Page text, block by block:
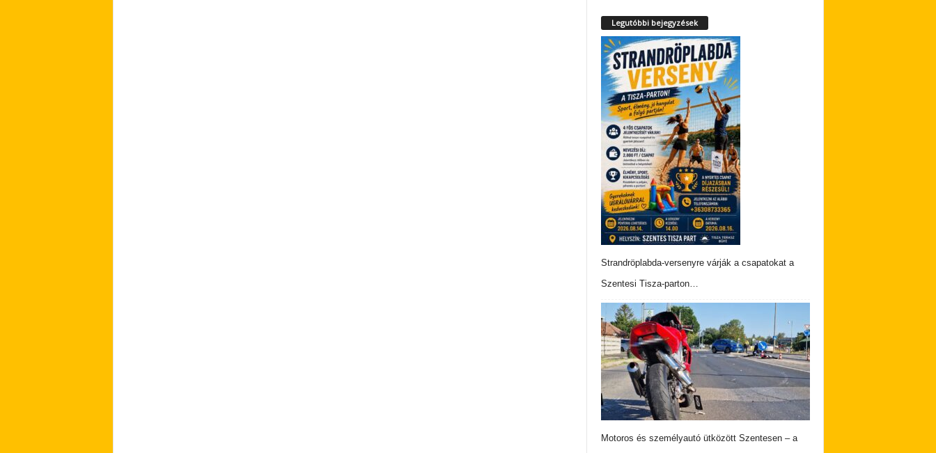
Legutóbbi bejegyzések
Strandröplabda-versenyre várják a csapatokat a
Szentesi Tisza-parton…
Motoros és személyautó ütközött Szentesen – a